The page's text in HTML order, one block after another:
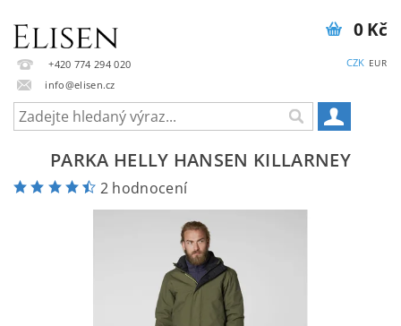
+420 774 294 020
info@elisen.cz
CZK EUR
0 Kč
PARKA HELLY HANSEN KILLARNEY
2 hodnocení